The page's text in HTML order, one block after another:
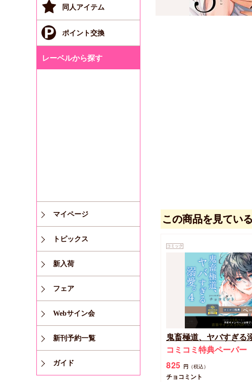
同人アイテム
ポイント交換
レーベルから探す
マイページ
トピックス
新入荷
フェア
Webサイン会
新刊予約一覧
ガイド
この商品を見てい
コミック
鬼畜極道、ヤバすぎる
コミコミ特典ペーパー
825 円 （税込）
チョコミント